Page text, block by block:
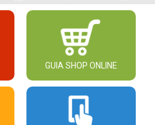
GUIA SHOP ONLINE